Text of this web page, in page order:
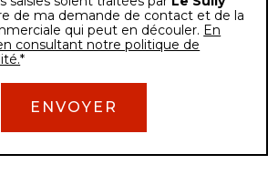
de ma demande de contact et de la
qui peut en découler. En
consultant notre politique de
*